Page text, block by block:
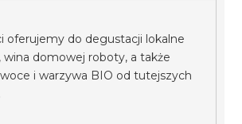
oferujemy do degustacji lokalne
wina domowej roboty, a także
i warzywa BIO od tutejszych